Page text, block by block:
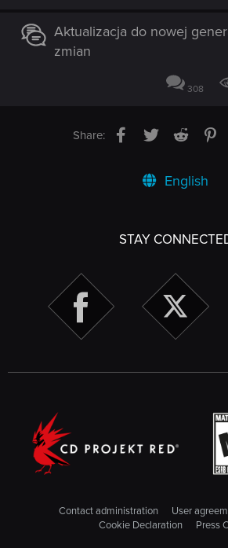
Aktualizacja do nowej
zmian
308
Share: Facebook
TwitterReddit
English
STAY
Contact administration User
Cookie Declaration
Press